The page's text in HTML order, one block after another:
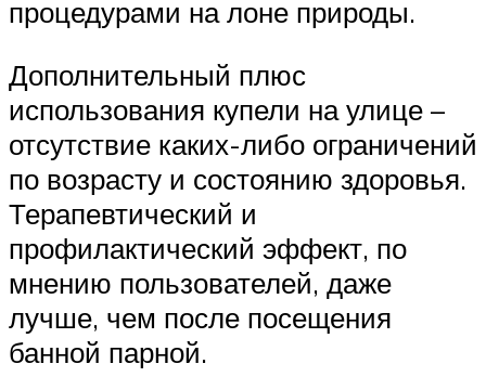
процедурами на лоне природы.
Дополнительный плюс
использования купели на улице –
отсутствие каких-либо ограничений
по возрасту и состоянию здоровья.
Терапевтический и
профилактический эффект, по
мнению пользователей, даже
лучше, чем после посещения
банной парной.